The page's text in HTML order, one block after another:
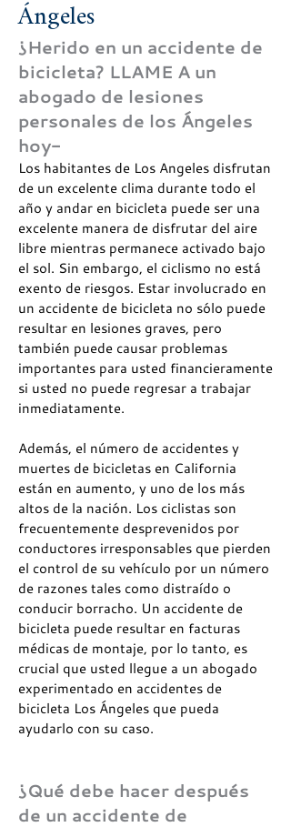
Ángeles
¿Herido en un accidente de
bicicleta? LLAME A un
abogado de lesiones
personales de los Ángeles
hoy-
Los habitantes de Los Angeles disfrutan
de un excelente clima durante todo el
año y andar en bicicleta puede ser una
excelente manera de disfrutar del aire
libre mientras permanece activado bajo
el sol. Sin embargo, el ciclismo no está
exento de riesgos. Estar involucrado en
un accidente de bicicleta no sólo puede
resultar en lesiones graves, pero
también puede causar problemas
importantes para usted financieramente
si usted no puede regresar a trabajar
inmediatamente.
Además, el número de accidentes y
muertes de bicicletas en California
están en aumento, y uno de los más
altos de la nación. Los ciclistas son
frecuentemente desprevenidos por
conductores irresponsables que pierden
el control de su vehículo por un número
de razones tales como distraído o
conducir borracho. Un accidente de
bicicleta puede resultar en facturas
médicas de montaje, por lo tanto, es
crucial que usted llegue a un abogado
experimentado en accidentes de
bicicleta Los Ángeles que pueda
ayudarlo con su caso.
¿Qué debe hacer después
de un accidente de